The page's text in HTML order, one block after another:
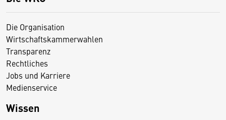
Die Organisation
Wirtschaftskammerwahlen
Transparenz
Rechtliches
Jobs und Karriere
Medienservice
Wissen